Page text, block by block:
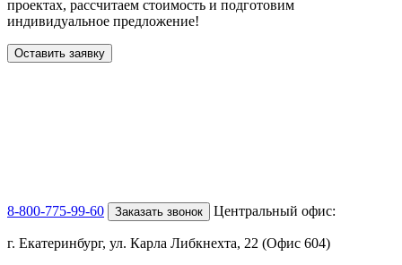
проектах, рассчитаем стоимость и подготовим
индивидуальное предложение!
Оставить заявку
8-800-775-99-60 Заказать звонок Центральный офис:
г. Екатеринбург, ул. Карла Либкнехта, 22 (Офис 604)